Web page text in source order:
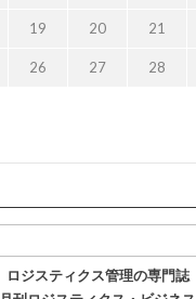
19 20 21
26 27 28
ロジスティクス管理の専門誌